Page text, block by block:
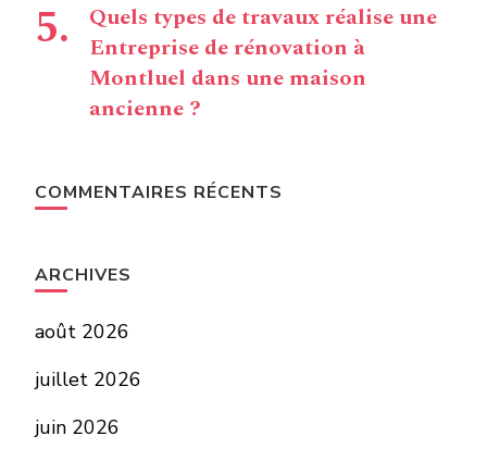
Quels types de travaux réalise une
Entreprise de rénovation à
Montluel dans une maison
ancienne ?
COMMENTAIRES RÉCENTS
ARCHIVES
août 2026
juillet 2026
juin 2026